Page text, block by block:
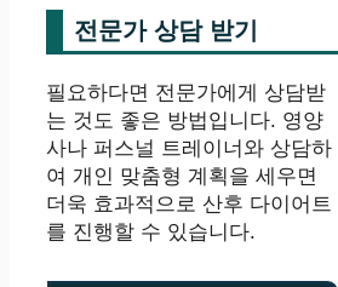
전문가 상담 받기
필요하다면 전문가에게 상담받
는 것도 좋은 방법입니다. 영양
사나 퍼스널 트레이너와 상담하
여 개인 맞춤형 계획을 세우면
더욱 효과적으로 산후 다이어트
를 진행할 수 있습니다.